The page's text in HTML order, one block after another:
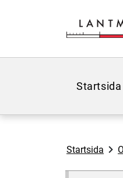
Startsida
Startsida